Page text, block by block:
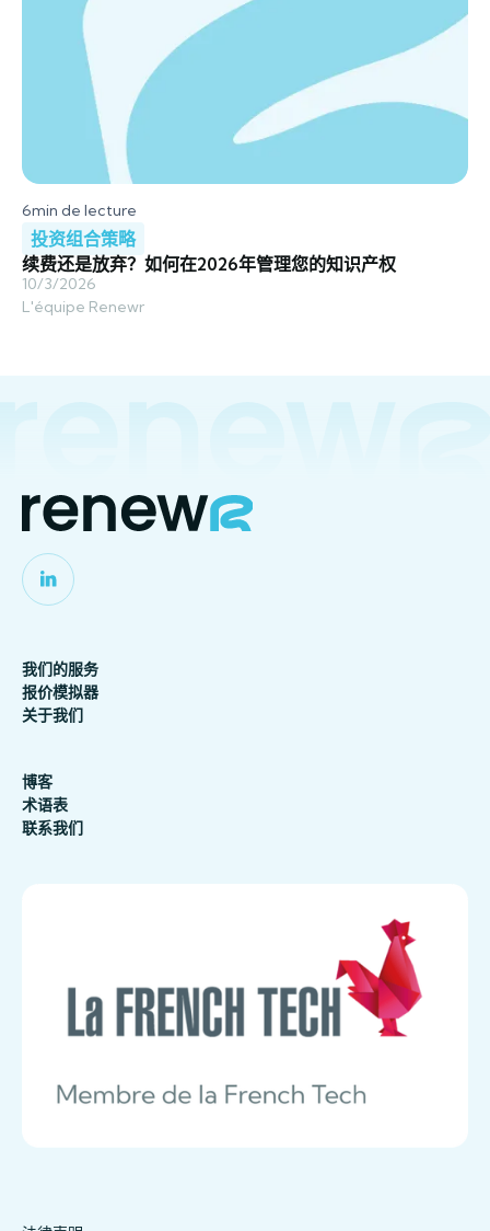
投资组合策略
6min de lecture
续费还是放弃？如何在2026年管理您的知识产权
L'équipe Renewr
10/3/2026
我们的服务
报价模拟器
关于我们
博客
术语表
联系我们